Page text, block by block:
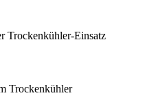
Trockenkühler-Einsatz
Trockenkühler